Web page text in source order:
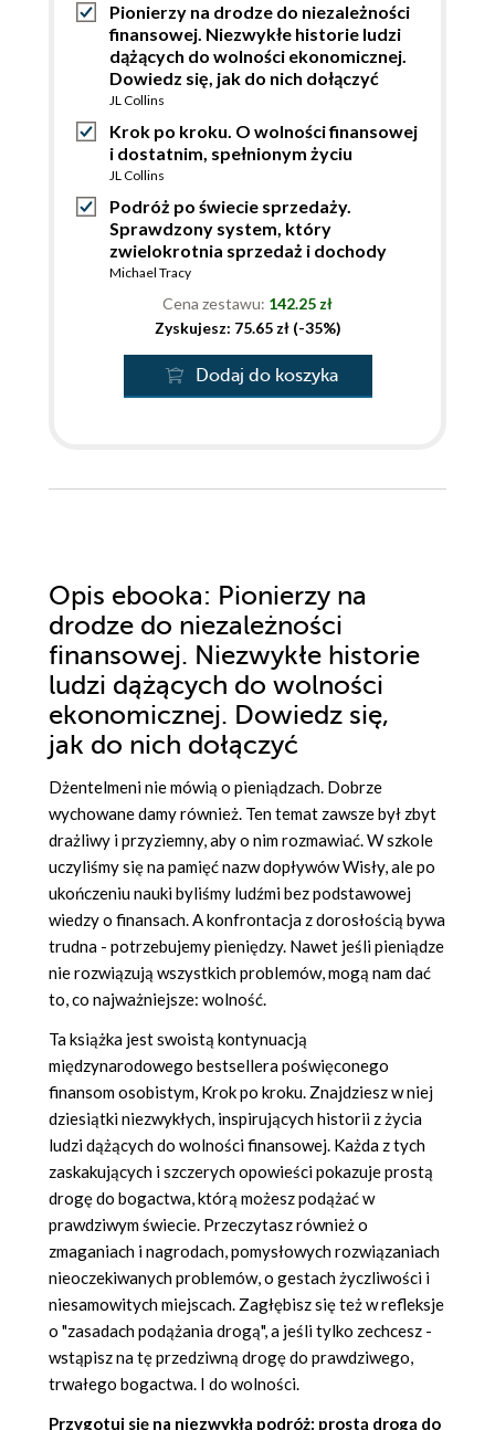
Pionierzy na drodze do niezależności
finansowej. Niezwykłe historie ludzi
dążących do wolności ekonomicznej.
Dowiedz się, jak do nich dołączyć
JL Collins
Krok po kroku. O wolności finansowej
i dostatnim, spełnionym życiu
JL Collins
Podróż po świecie sprzedaży.
Sprawdzony system, który
zwielokrotnia sprzedaż i dochody
Michael Tracy
Cena zestawu: 142.25 zł
Zyskujesz: 75.65 zł (-35%)
Dodaj do koszyka
Opis ebooka: Pionierzy na
drodze do niezależności
finansowej. Niezwykłe historie
ludzi dążących do wolności
ekonomicznej. Dowiedz się,
jak do nich dołączyć
Dżentelmeni nie mówią o pieniądzach. Dobrze
wychowane damy również. Ten temat zawsze był zbyt
drażliwy i przyziemny, aby o nim rozmawiać. W szkole
uczyliśmy się na pamięć nazw dopływów Wisły, ale po
ukończeniu nauki byliśmy ludźmi bez podstawowej
wiedzy o finansach. A konfrontacja z dorosłością bywa
trudna - potrzebujemy pieniędzy. Nawet jeśli pieniądze
nie rozwiązują wszystkich problemów, mogą nam dać
to, co najważniejsze: wolność.
Ta książka jest swoistą kontynuacją
międzynarodowego bestsellera poświęconego
finansom osobistym, Krok po kroku. Znajdziesz w niej
dziesiątki niezwykłych, inspirujących historii z życia
ludzi dążących do wolności finansowej. Każda z tych
zaskakujących i szczerych opowieści pokazuje prostą
drogę do bogactwa, którą możesz podążać w
prawdziwym świecie. Przeczytasz również o
zmaganiach i nagrodach, pomysłowych rozwiązaniach
nieoczekiwanych problemów, o gestach życzliwości i
niesamowitych miejscach. Zagłębisz się też w refleksje
o "zasadach podążania drogą", a jeśli tylko zechcesz -
wstąpisz na tę przedziwną drogę do prawdziwego,
trwałego bogactwa. I do wolności.
Przygotuj się na niezwykłą podróż: prostą drogą do